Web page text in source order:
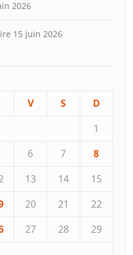
2026
15 juin 2026
V S
D
1
6 7
8
13 14
15
20 21
22
27 28
29